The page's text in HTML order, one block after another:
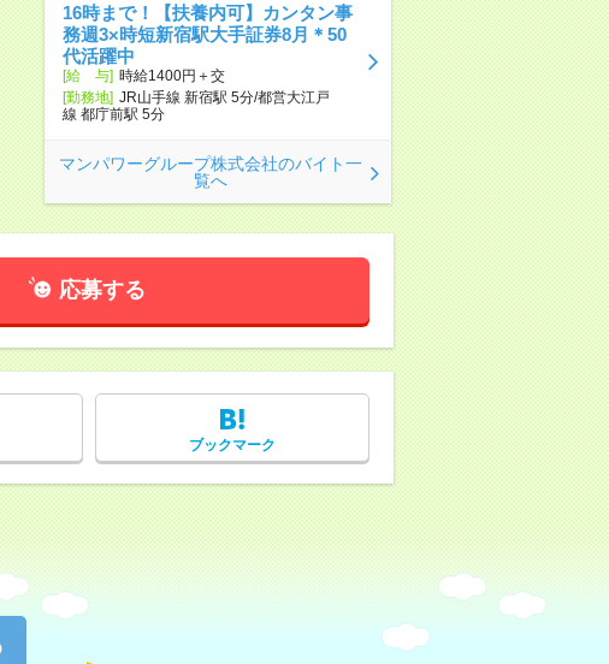
16時まで！【扶養内可】カンタン事
務週3×時短新宿駅大手証券8月＊50
代活躍中
[給 与] 時給1400円＋交
[勤務地] JR山手線 新宿駅 5分/都営大江戸
線 都庁前駅 5分
マンパワーグループ株式会社のバイト一
覧へ
応募する
ブックマーク